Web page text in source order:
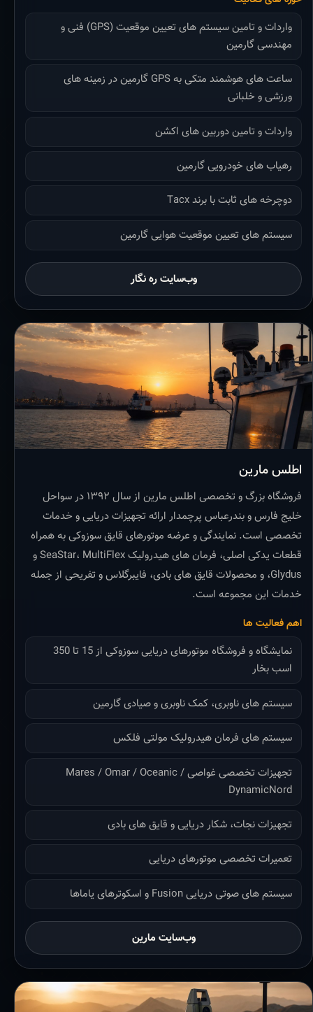
واردات و تامین سیستم های تعیین موقعیت (GPS) فنی و
مهندسی گارمین
ساعت های هوشمند متکی به GPS گارمین در زمینه های
ورزشی و خلبانی
واردات و تامین دوربین های اکشن
رهیاب های خودرویی گارمین
دوچرخه های ثابت با برند Tacx
سیستم های تعیین موقعیت هوایی گارمین
وب‌سایت ره نگار
اطلس مارین
فروشگاه بزرگ و تخصصی اطلس مارین از سال ۱۳۹۲ در سواحل
خلیج فارس و بندرعباس پرچمدار ارائه تجهیزات دریایی و خدمات
تخصصی است. نمایندگی و عرضه موتورهای قایق سوزوکی به همراه
قطعات یدکی اصلی، فرمان های هیدرولیک SeaStar، MultiFlex و
Glydus، و محصولات قایق های بادی، فایبرگلاس و تفریحی از جمله
خدمات این مجموعه است.
اهم فعالیت ها
نمایشگاه و فروشگاه موتورهای دریایی سوزوکی از 15 تا 350
اسب بخار
سیستم های ناوبری، کمک ناوبری و صیادی گارمین
سیستم های فرمان هیدرولیک مولتی فلکس
تجهیزات تخصصی غواصی Mares / Omar / Oceanic /
DynamicNord
تجهیزات نجات، شکار دریایی و قایق های بادی
تعمیرات تخصصی موتورهای دریایی
سیستم های صوتی دریایی Fusion و اسکوترهای یاماها
وب‌سایت مارین